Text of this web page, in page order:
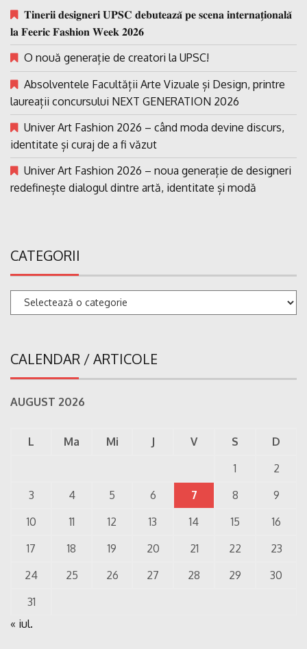
𝐓𝐢𝐧𝐞𝐫𝐢𝐢 𝐝𝐞𝐬𝐢𝐠𝐧𝐞𝐫𝐢 𝐔𝐏𝐒𝐂 𝐝𝐞𝐛𝐮𝐭𝐞𝐚𝐳𝐚̆ 𝐩𝐞 𝐬𝐜𝐞𝐧𝐚 𝐢𝐧𝐭𝐞𝐫𝐧𝐚𝐭̗𝐢𝐨𝐧𝐚𝐥𝐚̆
𝐥𝐚 𝐅𝐞𝐞𝐫𝐢𝐜 𝐅𝐚𝐬𝐡𝐢𝐨𝐧 𝐖𝐞𝐞𝐤 𝟐𝟎𝟐𝟔
O nouă generație de creatori la UPSC!
Absolventele Facultății Arte Vizuale și Design, printre
laureații concursului NEXT GENERATION 2026
Univer Art Fashion 2026 – când moda devine discurs,
identitate și curaj de a fi văzut
Univer Art Fashion 2026 – noua generație de designeri
redefinește dialogul dintre artă, identitate și modă
CATEGORII
Categorii
CALENDAR / ARTICOLE
AUGUST 2026
L Ma Mi J V S
D
1
2
3
4 5 6 7 8
9
10
11 12 13 14 15
16
17
18 19 20 21 22
23
24
25 26 27 28 29
30
31
« iul.